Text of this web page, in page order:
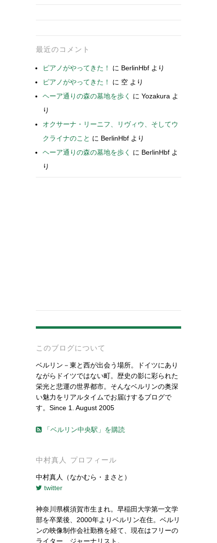
最近のコメント
ピアノがやってきた！ に BerlinHbf より
ピアノがやってきた！
に 空 より
ヘーア通りの森の墓地を歩く
に Yozakura よ
り
オクサーナ・リーニフ、リヴィウ、そしてウ
クライナのこと に BerlinHbf より
ヘーア通りの森の墓地を歩く
に BerlinHbf よ
り
このブログについて
ベルリン－東と西が出会う場所。ドイツにあり
ながらドイツではない町。歴史の影に彩られた
栄光と悲運の世界都市。そんなベルリンの奥深
い魅力をリアルタイムでお届けするブログで
す。Since 1. August 2005
「ベルリン中央駅」を購読
中村真人 プロフィール
中村真人（なかむら・まさと）
twitter
神奈川県横須賀市生まれ。早稲田大学第一文学
部を卒業後、2000年よりベルリン在住。ベルリ
ンの映像制作会社勤務を経て、現在はフリーの
ライター、ジャーナリスト。